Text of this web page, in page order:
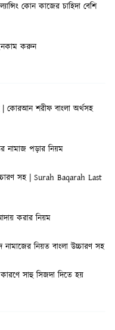
কোন কাজের চাহিদা বেশি
করুন
কোরআন শরীফ বাংলা অর্থসহ
নামাজ পড়ার নিয়ম
সহ | Surah Baqarah Last
করার নিয়ম
নিয়ত বাংলা উচ্চারণ সহ
সাহু সিজদা দিতে হয়